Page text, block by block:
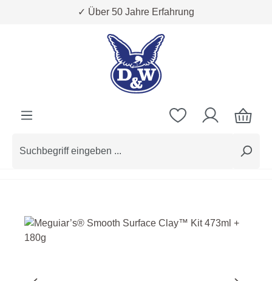
Zum Hauptinhalt springen✓ Über 50 Jahre Erfahrung
Bildergalerie überspringen